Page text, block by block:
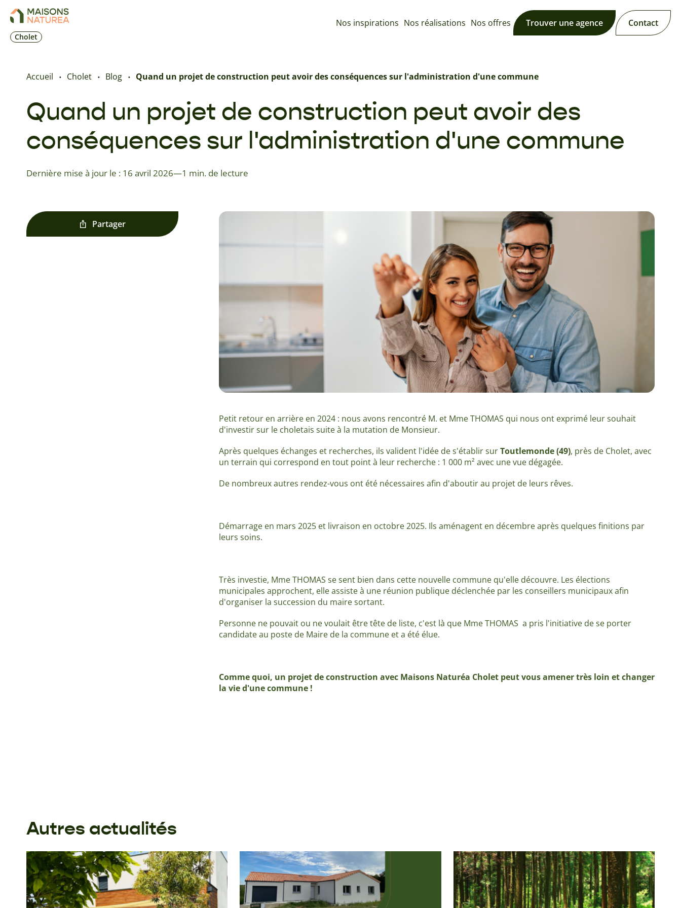
Cholet
Nos inspirations Nos réalisations Nos offres Trouver une agence Contact
Quand un projet de construction peut avoir des
conséquences sur l'administration d'une commune
Accueil Cholet Blog Quand un projet de construction peut avoir des conséquences sur l'administration d'une commune
Dernière mise à jour le : 16 avril 2026—1 min. de lecture
Partager
Petit retour en arrière en 2024 : nous avons rencontré M. et Mme THOMAS qui nous ont exprimé leur souhait
d'investir sur le choletais suite à la mutation de Monsieur.
Après quelques échanges et recherches, ils valident l'idée de s'établir surToutlemonde (49), près de Cholet, avec
un terrain qui correspond en tout point à leur recherche : 1 000 m² avec une vue dégagée.
De nombreux autres rendez-vous ont été nécessaires afin d'aboutir au projet de leurs rêves.
Démarrage en mars 2025 et livraison en octobre 2025. Ils aménagent en décembre après quelques finitions par
leurs soins.
Très investie, Mme THOMAS se sent bien dans cette nouvelle commune qu'elle découvre. Les élections
municipales approchent, elle assiste à une réunion publique déclenchée par les conseillers municipaux afin
d'organiser la succession du maire sortant.
Personne ne pouvait ou ne voulait être tête de liste, c'est là que Mme THOMAS a pris l'initiative de se porter
candidate au poste de Maire de la commune et a été élue.
Comme quoi, un projet de construction avec Maisons Naturéa Cholet peut vous amener très loin et changer
la vie d'une commune !
Autres actualités